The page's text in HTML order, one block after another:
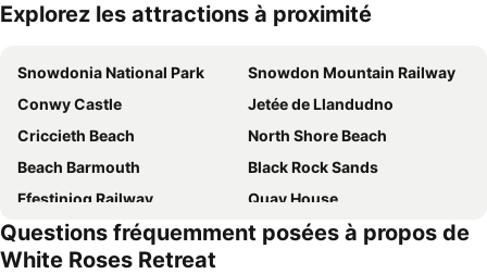
Explorez les attractions à proximité
Snowdonia National Park
Snowdon Mountain Railway
Conwy Castle
Jetée de Llandudno
Criccieth Beach
North Shore Beach
Beach Barmouth
Black Rock Sands
Ffestiniog Railway
Quay House
The Three Castles Welsh Classic Trial
Questions fréquemment posées à propos de
White Roses Retreat